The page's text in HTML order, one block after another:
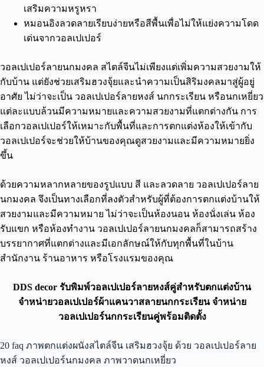
เสริมความหรูหรา
หมอนอิงลวดลายเรียบง่ายหรือสีพื้นเพื่อไม่ให้แย่งความโดด
เด่นจากวอลเปเปอร์
วอลเปเปอร์ลายนกมงคล สไตล์จีนไม่เพียงแต่เพิ่มความสวยงามให้
กับบ้าน แต่ยังช่วยเสริมฮวงจุ้ยและนำความเป็นสิริมงคลมาสู่ผู้อยู่
อาศัย ไม่ว่าจะเป็น วอลเปเปอร์ลายหงส์ นกกระเรียน หรือนกเหยี่ยว
แต่ละแบบล้วนมีความหมายและความสวยงามที่แตกต่างกัน การ
เลือกวอลเปเปอร์ให้เหมาะกับพื้นที่และการตกแต่งห้องให้เข้ากับ
วอลเปเปอร์จะช่วยให้บ้านของคุณดูสวยงามและมีความหมายยิ่ง
ขึ้น
ด้วยความหลากหลายของรูปแบบ สี และลวดลาย วอลเปเปอร์ลาย
นกมงคล จึงเป็นทางเลือกที่ลงตัวสำหรับผู้ที่ต้องการตกแต่งบ้านให้
สวยงามและมีความหมาย ไม่ว่าจะเป็นห้องนอน ห้องนั่งเล่น ห้อง
รับแขก หรือห้องทำงาน วอลเปเปอร์ลายนกมงคลก็สามารถสร้าง
บรรยากาศที่แตกต่างและมีเอกลักษณ์ให้กับทุกพื้นที่ในบ้าน
สำนักงาน ร้านอาหาร หรือโรงแรมของคุณ
DDS decor รับพิมพ์วอลเปเปอร์ลายหงส์คู่สำหรับตกแต่งบ้าน
จำหน่ายวอลเปเปอร์ผ้าแคนวาสลายนกกระเรียน จำหน่าย
วอลเปเปอร์นกกระเรียนคู่พร้อมติดตั้ง
20 faq ภาพตกแต่งผนังสไตล์จีน เสริมฮวงจุ้ย ด้วย วอลเปเปอร์ลาย
หงส์ วอลเปเปอร์นกมงคล ภาพวาดนกเหยี่ยว